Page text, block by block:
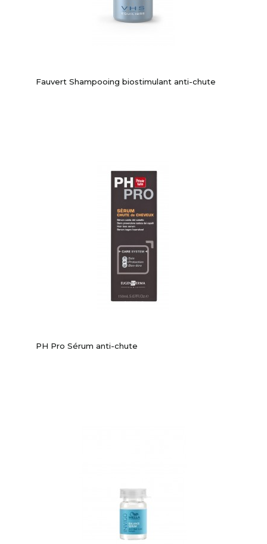
Fauvert Shampooing biostimulant anti-chute
PH Pro Sérum anti-chute